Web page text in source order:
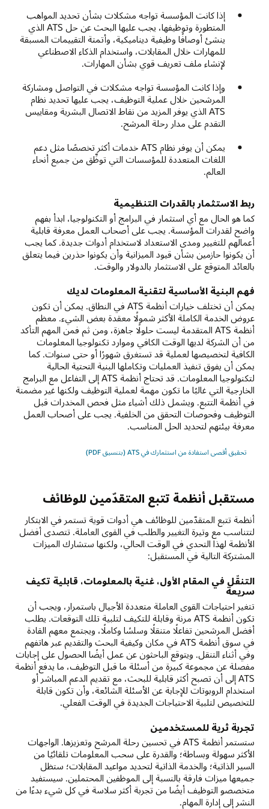
إذا كانت المؤسسة تواجه مشكلات بشأن تحديد المواهب
المتطورة وتوظيفها، يجب عليها البحث عن حل ATS الذي
ينشئ أوصافًا وظيفية ديناميكية، وأتمتة التقييمات المسبقة
للمهارات خلال المقابلات، واستخدام الذكاء الاصطناعي
لإنشاء ملف تعريف قوي بشأن المهارات.
وإذا كانت المؤسسة تواجه مشكلات في التواصل ومشاركة
المرشحين خلال عملية التوظيف، يجب عليها تحديد نظام
ATS الذي يوفر المزيد من نقاط الاتصال البشرية ومقاييس
التقدم على مدار رحلة المرشح.
يمكن أن يوفر نظام ATS خدمات أكثر تخصصًا مثل دعم
اللغات المتعددة للمؤسسات التي توظِّق من جميع أنحاء
العالم.
ربط الاستثمار بالقدرات التنظيمية
كما هو الحال مع أي استثمار في البرامج أو التكنولوجيا، ابدأ بفهم
واضح لقدرات المؤسسة. يجب على أصحاب العمل معرفة قابلية
أعمالهم للتغيير ومدى الاستعداد لاستخدام أدوات جديدة. كما يجب
أن يكونوا حازمين بشأن قيود الميزانية وأن يكونوا حذرين فيما يتعلق
بالعائد المتوقع على الاستثمار بالدولار والوقت.
فهم البنية الأساسية لتقنية المعلومات لديك
يمكن أن تختلف خيارات أنظمة ATS في النطاق. يمكن أن تكون
عروض الخدمة الكاملة الأكثر شمولًا معقدة بعض الشيء. معظم
أنظمة ATS المتقدمة ليست حلولًا جاهزة، ومن ثم فمن المهم التأكد
من أن الشركة لديها الوقت الكافي وموارد تكنولوجيا المعلومات
الكافية لتخصيصها لعملية قد تستغرق شهورًا أو حتى سنوات. كما
يمكن أن يفوق تنفيذ العمليات وتكاملها البنية التحتية الحالية
لتكنولوجيا المعلومات. قد تحتاج أنظمة ATS إلى التفاعل مع البرامج
الخارجية التي غالبًا ما تكون مهمة لعملية التوظيف ولكنها غير مضمنة
في أنظمة التتبع. ويشمل ذلك أشياء مثل فحص المخدرات قبل
التوظيف وفحوصات التحقق من الخلفية. يجب على أصحاب العمل
معرفة بيئتهم لتحديد الحل المناسب.
تحقيق أقصى استفادة من استثمارك في ATS (بتنسيق PDF)
مستقبل أنظمة تتبع المتقدّمين للوظائف
أنظمة تتبع المتقدّمين للوظائف هي أدوات قوية تستمر في الابتكار
لتتناسب مع وتيرة التغيير والطلب في القوى العاملة. تتصدى أفضل
الأنظمة لهذا التحدي في الوقت الحالي، ولكنها ستشارك الميزات
المشتركة التالية في المستقبل:
التنقّل في المقام الأول، غنية بالمعلومات، قابلية تكيف
سريعة
تتغير احتياجات القوى العاملة متعددة الأجيال باستمرار، ويجب أن
تكون أنظمة ATS مرنة وقابلة للتكيف لتلبية تلك التوقعات. يطلب
أفضل المرشحين تفاعلًا متنقلًا وسلسًا وكاملًا، ويجتمع معهم القادة
في سوق أنظمة ATS في مكان وكيفية البحث والتقديم عبر هاتفهم
وفي أثناء التنقل. ويتوقع الباحثون عن عمل أيضًا الحصول على إجابات
مفصلة عن مجموعة كبيرة من أسئلة ما قبل التوظيف، ما يدفع أنظمة
ATS إلى أن تصبح أكثر قابلية للبحث، مع تقديم الدعم المباشر أو
استخدام الروبوتات للإجابة عن الأسئلة الشائعة، وأن تكون قابلة
للتخصيص لتلبية الاحتياجات الجديدة في الوقت الفعلي.
تجربة ثرية للمستخدمين
ستستمر أنظمة ATS في تحسين رحلة المرشح وتعزيزها. الواجهات
الأكثر سهولة وبساطة؛ والقدرة على سحب المعلومات تلقائيًا من
السير الذاتية؛ والخدمة الذاتية لتحديد مواعيد المقابلات؛ ستظل
جميعها ميزات فارقة بالنسبة إلى الموظفين المحتملين. سيستفيد
متخصصو التوظيف أيضًا من تجربة أكثر سلاسة في كل شيء بدءًا من
النشر إلى إدارة المهام.